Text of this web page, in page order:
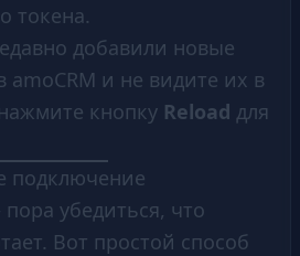
токена.
добавили новые
amoCRM и не видите их в
кнопку Reload для
подключение
убедиться, что
Вот простой способ